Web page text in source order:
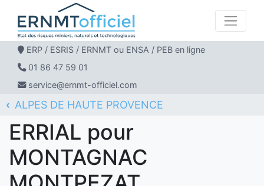
ERP / ESRIS / ERNMT ou ENSA / PEB en ligne
01 86 47 59 01
service@ernmt-officiel.com
ERNMT Officiel
ERRIAL
ALPES DE HAUTE PROVENCE
MONTAGNAC MONTPEZAT
ERRIAL pour
MONTAGNAC